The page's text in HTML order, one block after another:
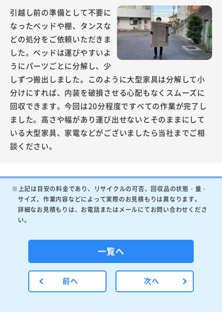
引越し前の準備として不要に
なったベッドや棚、タンスな
どの処分をご依頼いただきま
した。ベッドは運びやすいよ
うにパーツごとに分解し、少
しずつ搬出しました。このように大型家具は分解して小
分けにすれば、内装を破損させる心配もなくスムーズに
回収できます。今回は20分程度ですべての作業が完了し
ました。高さや幅があり運び出せないとそのままにして
いる大型家具、家電などがございましたら当社までご相
談ください。
※上記は目安の料金であり、リサイクルの可否、回収品の状態・量・
サイズ、作業内容などによって実際のお見積もりは異なります。
詳細なお見積もりは、お電話またはメールにてお問い合わせくださ
い。
前へ
一覧へ
次へ